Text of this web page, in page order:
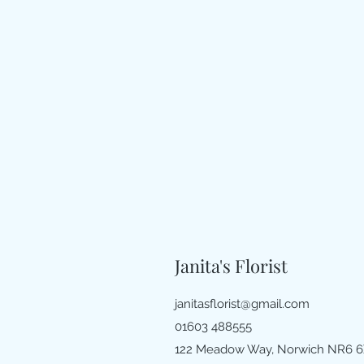
Janita's Florist
janitasflorist@gmail.com
01603 488555
122 Meadow Way, Norwich NR6